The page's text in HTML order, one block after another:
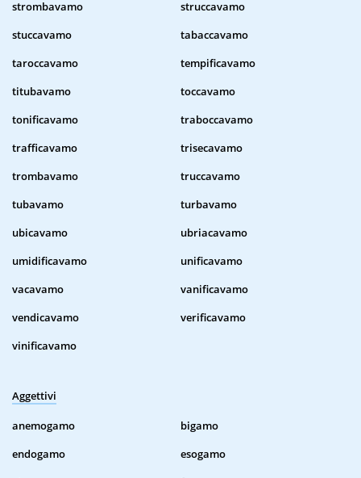
strombavamo
struccavamo
stuccavamo
tabaccavamo
taroccavamo
tempificavamo
titubavamo
toccavamo
tonificavamo
traboccavamo
trafficavamo
trisecavamo
trombavamo
truccavamo
tubavamo
turbavamo
ubicavamo
ubriacavamo
umidificavamo
unificavamo
vacavamo
vanificavamo
vendicavamo
verificavamo
vinificavamo
Aggettivi
anemogamo
bigamo
endogamo
esogamo